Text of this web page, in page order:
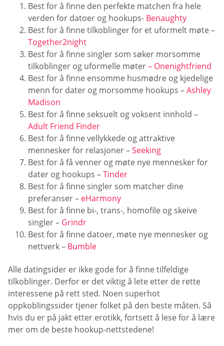
Best for å finne den perfekte matchen fra hele
verden for datoer og hookups- Benaughty
Best for å finne tilkoblinger for et uformelt møte –
Together2night
Best for å finne singler som søker morsomme
tilkoblinger og uformelle møter– Onenightfriend
Best for å finne ensomme husmødre og kjedelige
menn for dater og morsomme hookups –Ashley
Madison
Best for å finne seksuelt og voksent innhold –
Adult Friend Finder
Best for å finne vellykkede og attraktive
mennesker for relasjoner –Seeking
Best for å få venner og møte nye mennesker for
dater og hookups –Tinder
Best for å finne singler som matcher dine
preferanser – eHarmony
Best for å finne bi-, trans-, homofile og skeive
singler – Grindr
Best for å finne datoer, møte nye mennesker og
nettverk – Bumble
Alle datingsider er ikke gode for å finne tilfeldige
tilkoblinger. Derfor er det viktig å lete etter de rette
interessene på rett sted. Noen superhot
oppkoblingssider tjener folket på den beste måten. Så
hvis du er på jakt etter erotikk, fortsett å lese for å lære
mer om de beste hookup-nettstedene!